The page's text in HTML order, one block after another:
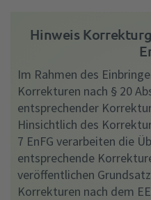
Hinweis
Im Rahmen des
Korrekturen nach § 20
entsprechender
Hinsichtlich des
7 EnFG verarbeiten die
entsprechende
veröffentlichen
Korrekturen nach dem